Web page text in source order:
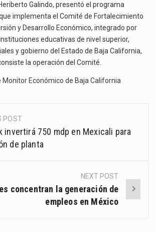
Galindo, presentó el programa
implementa el Comité de Fortalecimiento
y Desarrollo Económico, integrado por
educativas de nivel superior,
y gobierno del Estado de Baja California,
la operación del Comité.
Monitor Económico de Baja California
POST
invertirá 750 mdp en Mexicali para
de planta
NEXT POST
concentran la generación de
empleos en México